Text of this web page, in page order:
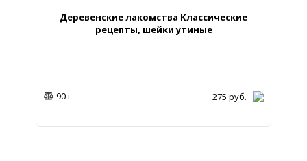
Деревенские лакомства Классические
рецепты, шейки утиные
90 г 275 руб.